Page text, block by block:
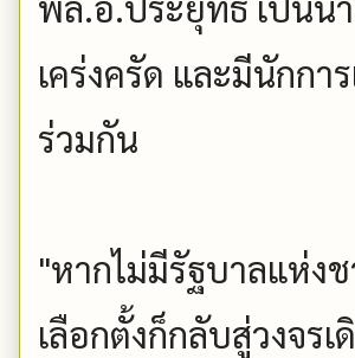
เคร่งครัด และมีนักก
ร่วมกัน
"หากไม่มีรัฐบาลแห่ง
เลือกตั้งก็กลับสู่วงจร